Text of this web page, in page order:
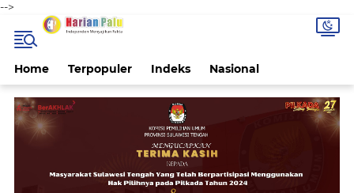
-->
Home Terpopuler Indeks Nasional